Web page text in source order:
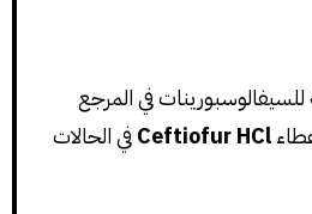
في المرجع
Ceftiofur HClفي الحالات